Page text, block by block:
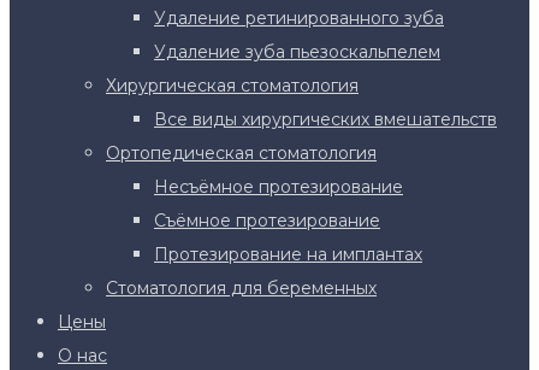
Удаление ретинированного зуба
Удаление зуба пьезоскальпелем
Хирургическая стоматология
Все виды хирургических вмешательств
Ортопедическая стоматология
Несъёмное протезирование
Съёмное протезирование
Протезирование на имплантах
Стоматология для беременных
Цены
О нас